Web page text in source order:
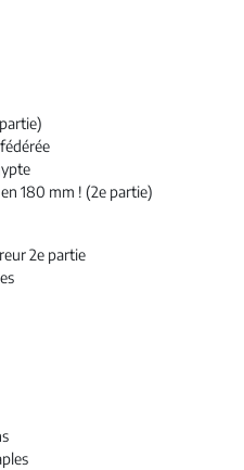
180 mm ! (2e partie)
2e partie